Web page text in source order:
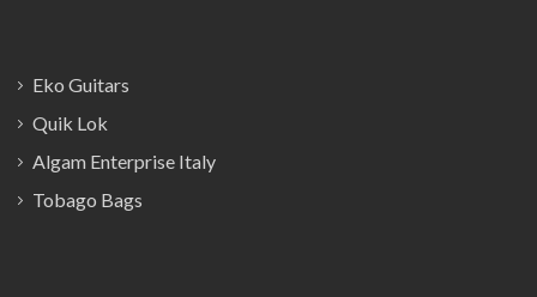
Eko Guitars
Quik Lok
Algam Enterprise Italy
Tobago Bags